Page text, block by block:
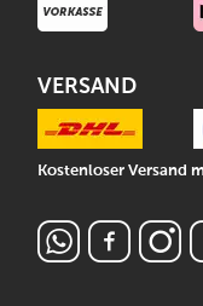
VERSAND
Kostenloser Versand